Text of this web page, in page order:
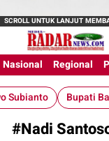
M-Radar News
media online
Nasional Regional
Subianto Bupati
#Nadi